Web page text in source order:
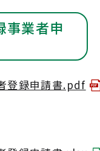
事業者申
登録申請書.pdf